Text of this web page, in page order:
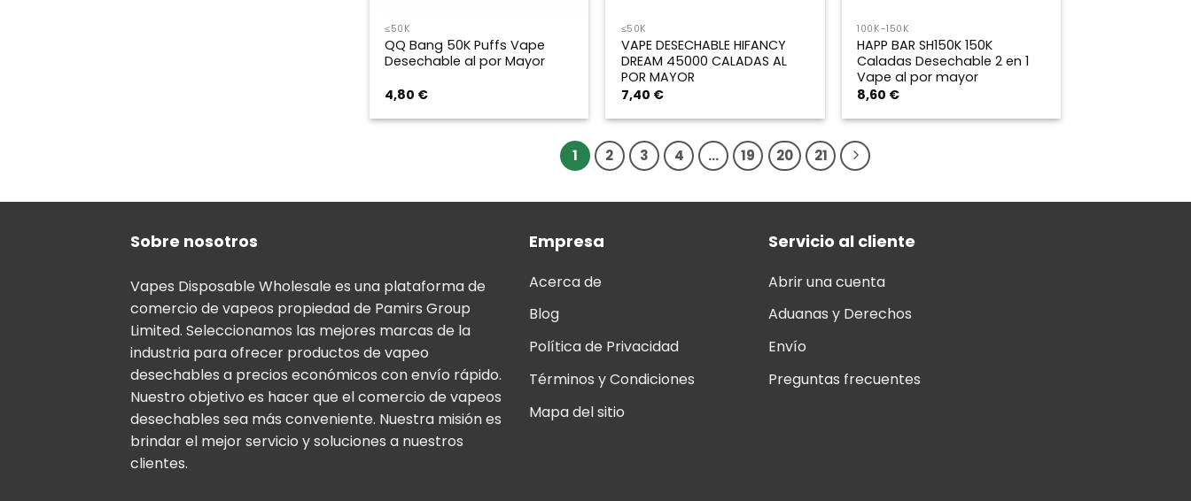
≤50K
QQ Bang 50K Puffs Vape
Desechable al por Mayor
4,80 €
≤50K
VAPE DESECHABLE HIFANCY
DREAM 45000 CALADAS AL
POR MAYOR
7,40 €
100K-150K
HAPP BAR SH150K 150K
Caladas Desechable 2 en 1
Vape al por mayor
8,60 €
1 2 3 4 … 19 20 21
Sobre nosotros
Vapes Disposable Wholesale es una plataforma de
comercio de vapeos propiedad de Pamirs Group
Limited. Seleccionamos las mejores marcas de la
industria para ofrecer productos de vapeo
desechables a precios económicos con envío rápido.
Nuestro objetivo es hacer que el comercio de vapeos
desechables sea más conveniente. Nuestra misión es
brindar el mejor servicio y soluciones a nuestros
clientes.
Empresa
Acerca de
Blog
Política de Privacidad
Términos y Condiciones
Mapa del sitio
Servicio al cliente
Abrir una cuenta
Aduanas y Derechos
Envío
Preguntas frecuentes